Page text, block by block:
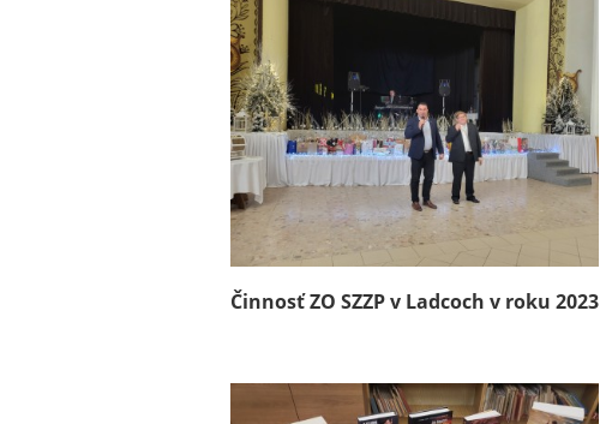
Činnosť ZO SZZP v Ladcoch v roku 2023